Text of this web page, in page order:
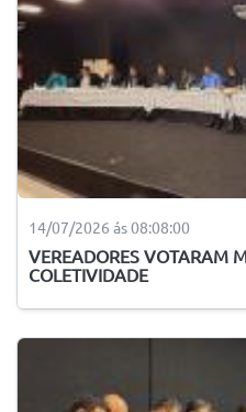
14/07/2026 ás 08:08:00
VEREADORES VOTARAM
COLETIVIDADE